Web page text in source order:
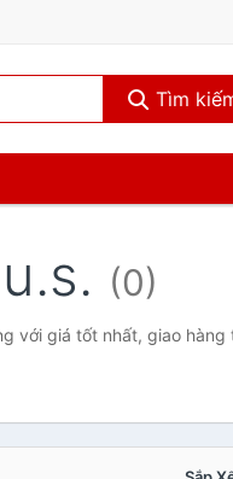
Tìm
(0)
với giá tốt nhất, giao hàng